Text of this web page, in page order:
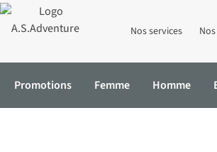
Nos services
Promotions Femme Homme